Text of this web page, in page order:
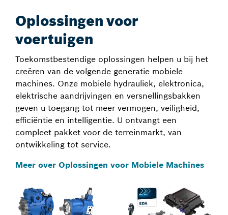
Oplossingen voor
voertuigen
Toekomstbestendige oplossingen helpen u bij het
creëren van de volgende generatie mobiele
machines. Onze mobiele hydrauliek, elektronica,
elektrische aandrijvingen en versnellingsbakken
geven u toegang tot meer vermogen, veiligheid,
efficiëntie en intelligentie. U ontvangt een
compleet pakket voor de terreinmarkt, van
ontwikkeling tot service.
Meer over Oplossingen voor Mobiele Machines